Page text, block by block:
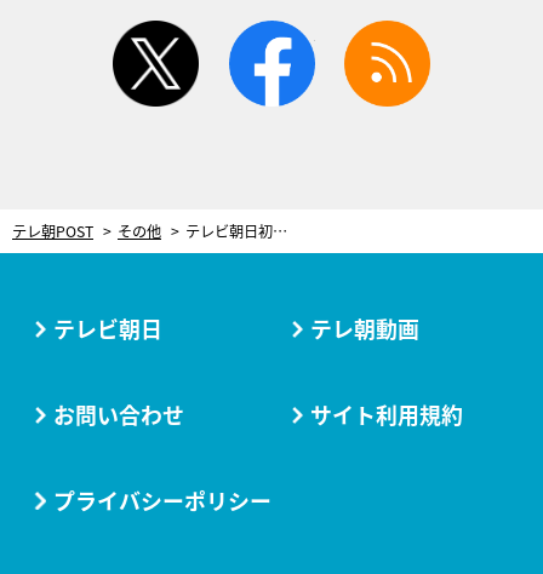
twitter facebook
テレ朝POST その他 テレビ朝日初の大型オリジナルスマートフォンゲーム『メテオアリーナ』が2024年夏ローンチ
テレビ朝日 テレ朝動画
お問い合わせ サイト利用規約
プライバシーポリシー